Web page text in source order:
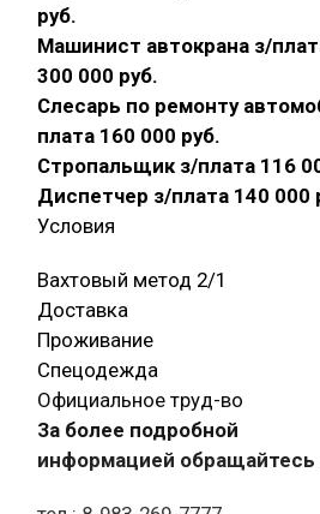
руб.
Машинист автокрана з/
300 000 руб.
Слесарь по ремонту
плата 160 000 руб.
Стропальщик з/плата 116
Диспетчер з/плата 140 000
Условия
Вахтовый метод 2/1
Доставка
Проживание
Спецодежда
Официальное труд-во
За более подробной
информацией обращайтесь